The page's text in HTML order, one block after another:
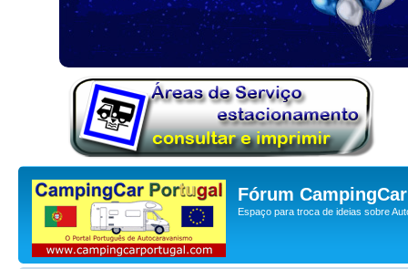
Fórum
Espaço para troca de ideias sobre